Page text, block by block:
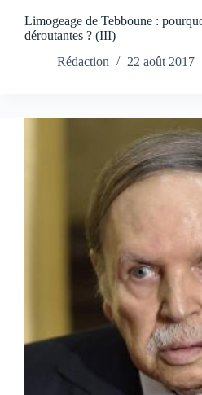
Limogeage de Tebboune :
déroutantes ? (III)
Rédaction
22 août 2017